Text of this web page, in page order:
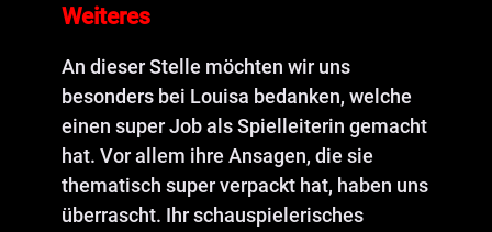
Weiteres
An dieser Stelle möchten wir uns
besonders bei Louisa bedanken, welche
einen super Job als Spielleiterin gemacht
hat. Vor allem ihre Ansagen, die sie
thematisch super verpackt hat, haben uns
überrascht. Ihr schauspielerisches